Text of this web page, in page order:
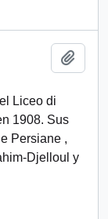
Liceo di
1908. Sus
Persiane ,
Djelloul y